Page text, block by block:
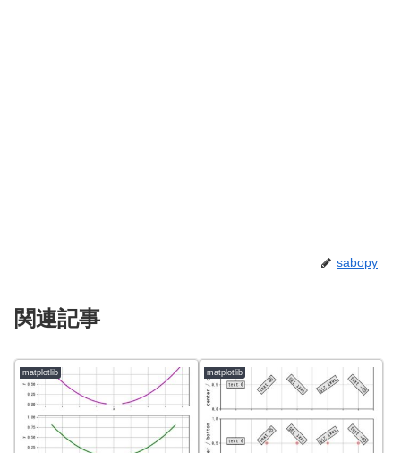
sabopy
関連記事
matplotlib matplotlib